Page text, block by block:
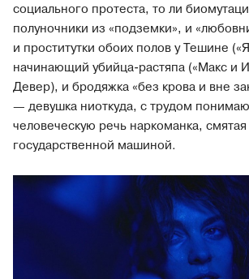
социального протеста, то ли
полуночники из «подземки», и
и проститутки обоих полов у Тешине
начинающий убийца-растяпа («Макс и
Девер), и бродяжка «без крова и вне
— девушка ниоткуда, с трудом
человеческую речь наркоманка,
государственной машиной.